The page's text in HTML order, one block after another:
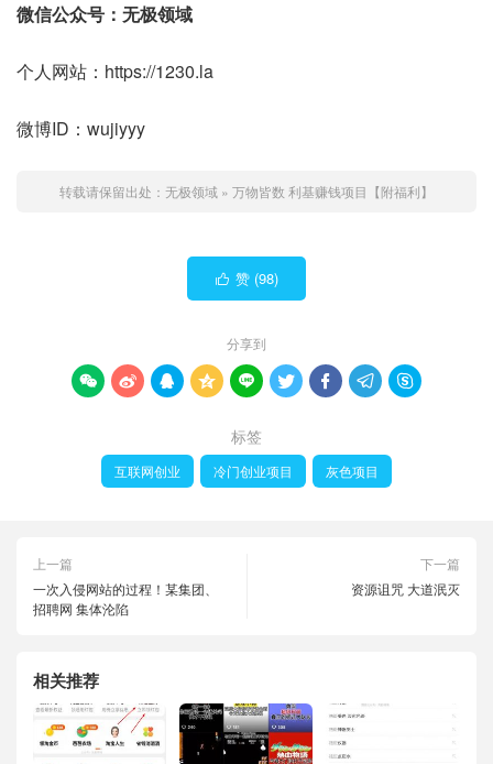
微信公众号：无极领域
个人网站：https://1230.la
微博ID：wujiyyy
转载请保留出处： 无极领域 » 万物皆数 利基赚钱项目【附福利】
 赞 (98)
分享到
        
标签
互联网创业 冷门创业项目 灰色项目
上一篇
一次入侵网站的过程！某集团、
招聘网 集体沦陷
下一篇
资源诅咒 大道泯灭
相关推荐